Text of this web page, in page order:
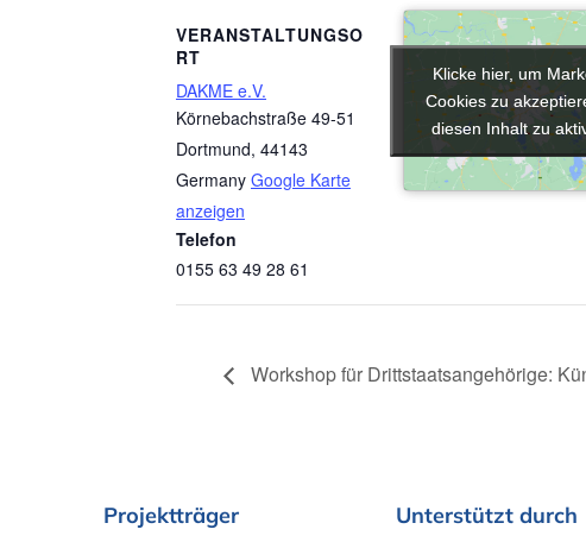
VERANSTALTUNGSO
RT
DAKME e.V.
Körnebachstraße 49-51
Dortmund, 44143
Germany Google Karte
anzeigen
Telefon
0155 63 49 28 61
Klicke hier, um
Cookies zu
diesen Inhalt zu
Klicke hier, um
Cookies zu
diesen Inhalt zu
Workshop für Drittstaatsangehörige:
Projektträger Unterstützt durch